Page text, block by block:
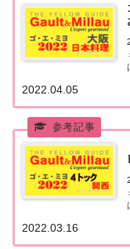
2022.04.05
2022.03.16